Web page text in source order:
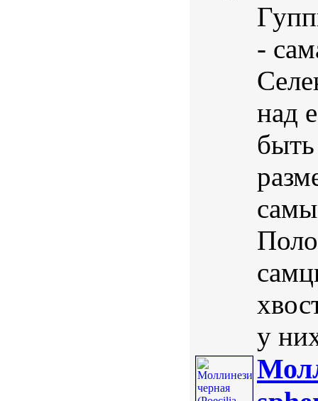
-
над
у